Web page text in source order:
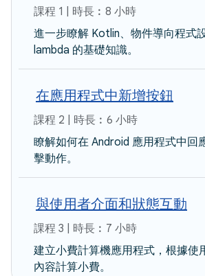
課程 1 | 時長︰8 小時
進一步瞭解 Kotlin、物件導向程式
lambda 的基礎知識。
在應用程式中新增按鈕
課程 2 | 時長︰6 小時
瞭解如何在 Android 應用程式中回
擊動作。
與使用者介面和狀態互動
課程 3 | 時長︰7 小時
建立小費計算機應用程式，根據使
內容計算小費。